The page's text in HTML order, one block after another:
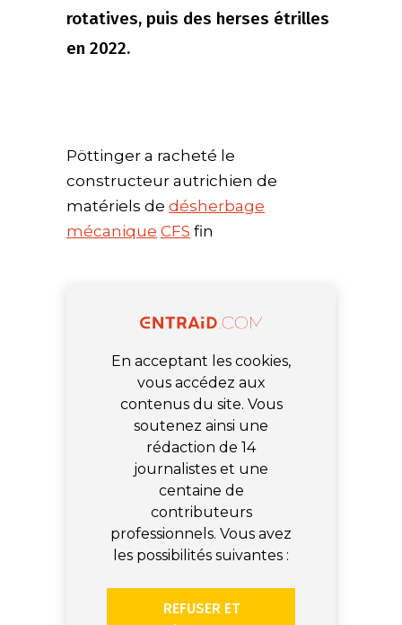
rotatives, puis des herses étrilles
en 2022.
Pöttinger a racheté le
constructeur autrichien de
matériels de désherbage
mécanique CFS fin
En acceptant les cookies,
vous accédez aux
contenus du site. Vous
soutenez ainsi une
rédaction de 14
journalistes et une
centaine de
contributeurs
professionnels. Vous avez
les possibilités suivantes :
REFUSER ET